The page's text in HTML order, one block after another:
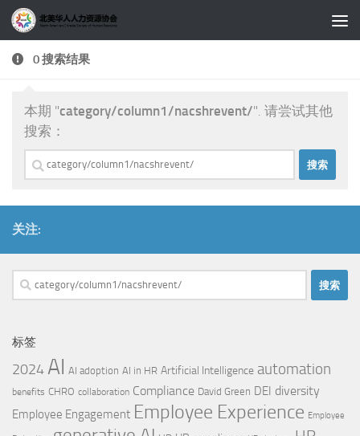
跳至内容
0 搜索结果
本期 "category/column1/nacshrevent/". 请尝试其他
搜索：
搜
索：
关注:
搜
索：
标签
2024 AI AI adoption AI in HR Artificial Intelligence automation
benefits CHRO collaboration Compliance David Green DEI diversity
Employee Engagement Employee Experience Employee